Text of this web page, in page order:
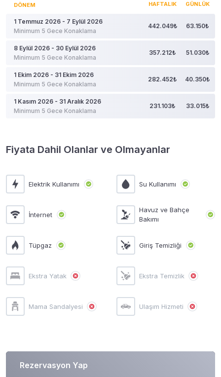
Rezervasyon Yap
DÖNEM HAFTALIK GÜNLÜK
1 Temmuz 2026 - 7 Eylül 2026
Minimum 5 Gece Konaklama
442.049₺ 63.150₺
8 Eylül 2026 - 30 Eylül 2026
Minimum 5 Gece Konaklama
357.212₺ 51.030₺
1 Ekim 2026 - 31 Ekim 2026
Minimum 5 Gece Konaklama
282.452₺ 40.350₺
1 Kasım 2026 - 31 Aralık 2026
Minimum 5 Gece Konaklama
231.103₺ 33.015₺
Fiyata Dahil Olanlar ve Olmayanlar
Elektrik Kullanımı Su Kullanımı
İnternet
Havuz ve Bahçe
Bakımı
Tüpgaz Giriş Temizliği
Ekstra Yatak Ekstra Temizlik
Mama Sandalyesi Ulaşım Hizmeti